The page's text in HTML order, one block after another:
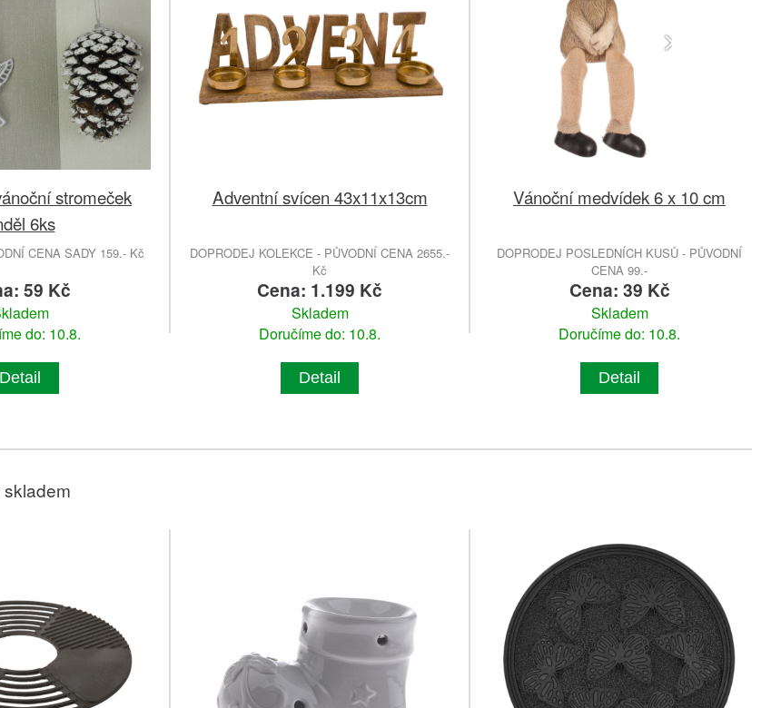
stromeček
6ks
CENA SADY 159.- Kč
59 Kč
do: 10.8.
Detail
Adventní svícen 43x11x13cm
DOPRODEJ KOLEKCE - PŮVODNÍ CENA 2655.-
Kč
Cena: 1.199 Kč
Skladem
Doručíme do: 10.8.
Detail
Vánoční medvídek 6 x 10 cm
DOPRODEJ POSLEDNÍCH KUSŮ - PŮVODNÍ
CENA 99.-
Cena: 39 Kč
Skladem
Doručíme do: 10.8.
Detail